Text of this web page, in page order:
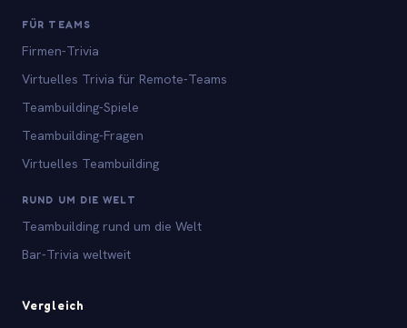
FÜR TEAMS
Firmen-Trivia
Virtuelles Trivia für Remote-Teams
Teambuilding-Spiele
Teambuilding-Fragen
Virtuelles Teambuilding
RUND UM DIE WELT
Teambuilding rund um die Welt
Bar-Trivia weltweit
Vergleich